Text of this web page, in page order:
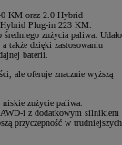
KM oraz 2.0 Hybrid
Plug-in 223 KM.
zużycia paliwa. Udało
także dzięki zastosowaniu
baterii.
ale oferuje znacznie wyższą
zużycie paliwa.
AWD-i z dodatkowym silnikiem
przyczepność w trudniejszych